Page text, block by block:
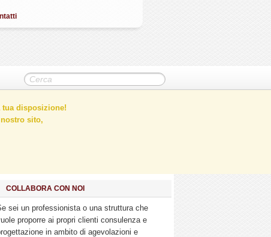
tua disposizione!
sito,
COLLABORA CON NOI
sei un professionista o una struttura che
proporre ai propri clienti consulenza e
in ambito di agevolazioni e